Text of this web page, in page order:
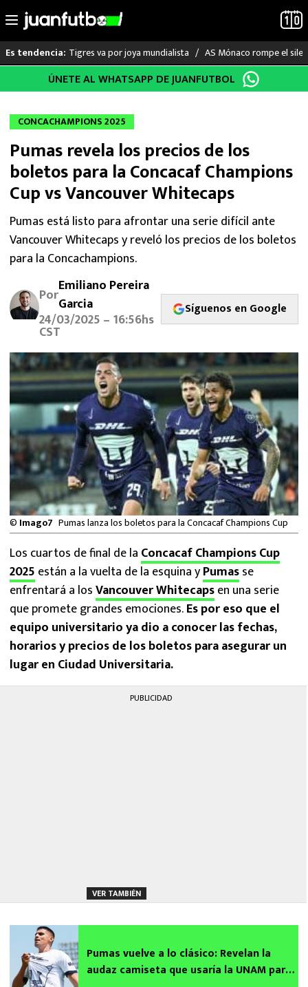
al
Es tendencia: Tigres va por joya mundialista AS Mónaco rompe el
LO ÚLTIMO
LIGA MX
RAYADOS
PUMAS
ATLANTE
SELECCIÓN MEXICANA
FUTBOL INTERNACIONAL
MEXICANOS EN EL EXTRANJERO
FUTBOL ESTUFA
FÓRMULA 1
BOXEO
LIGA MX
NFL
ÚNETE AL WHATSAPP DE JUANFUTBOL
CONCACHAMPIONS 2025
Pumas revela los precios de los
boletos para la Concacaf Champions
Cup vs Vancouver Whitecaps
Pumas está listo para afrontar una serie difícil ante
Vancouver Whitecaps y reveló los precios de los boletos
para la Concachampions.
PorEmiliano Pereira
Garcia
24/03/2025 – 16:56hs
CST
Síguenos en Google
© Imago7 Pumas lanza los boletos para la Concacaf Champions Cup
Los cuartos de final de la Concacaf Champions Cup
2025 están a la vuelta de la esquina yPumasse
enfrentará a losVancouver Whitecapsen una serie
que promete grandes emociones.Es por eso que el
equipo universitario ya dio a conocer las fechas,
horarios y precios de los boletos para asegurar un
lugar en Ciudad Universitaria.
PUBLICIDAD
VER TAMBIÉN
Pumas vuelve a lo clásico: Revelan la
audaz camiseta que usaría la UNAM para